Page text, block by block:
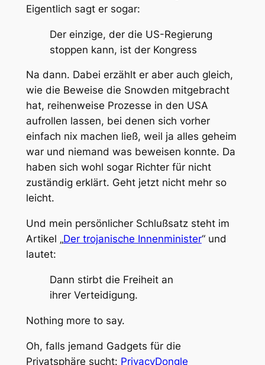
Eigentlich sagt er sogar:
Der einzige, der die US-Regierung
stoppen kann, ist der Kongress
Na dann. Dabei erzählt er aber auch gleich,
wie die Beweise die Snowden mitgebracht
hat, reihenweise Prozesse in den USA
aufrollen lassen, bei denen sich vorher
einfach nix machen ließ, weil ja alles geheim
war und niemand was beweisen konnte. Da
haben sich wohl sogar Richter für nicht
zuständig erklärt. Geht jetzt nicht mehr so
leicht.
Und mein persönlicher Schlußsatz steht im
Artikel „Der trojanische Innenminister“ und
lautet:
Dann stirbt die Freiheit an
ihrer Verteidigung.
Nothing more to say.
Oh, falls jemand Gadgets für die
Privatsphäre sucht: PrivacyDongle